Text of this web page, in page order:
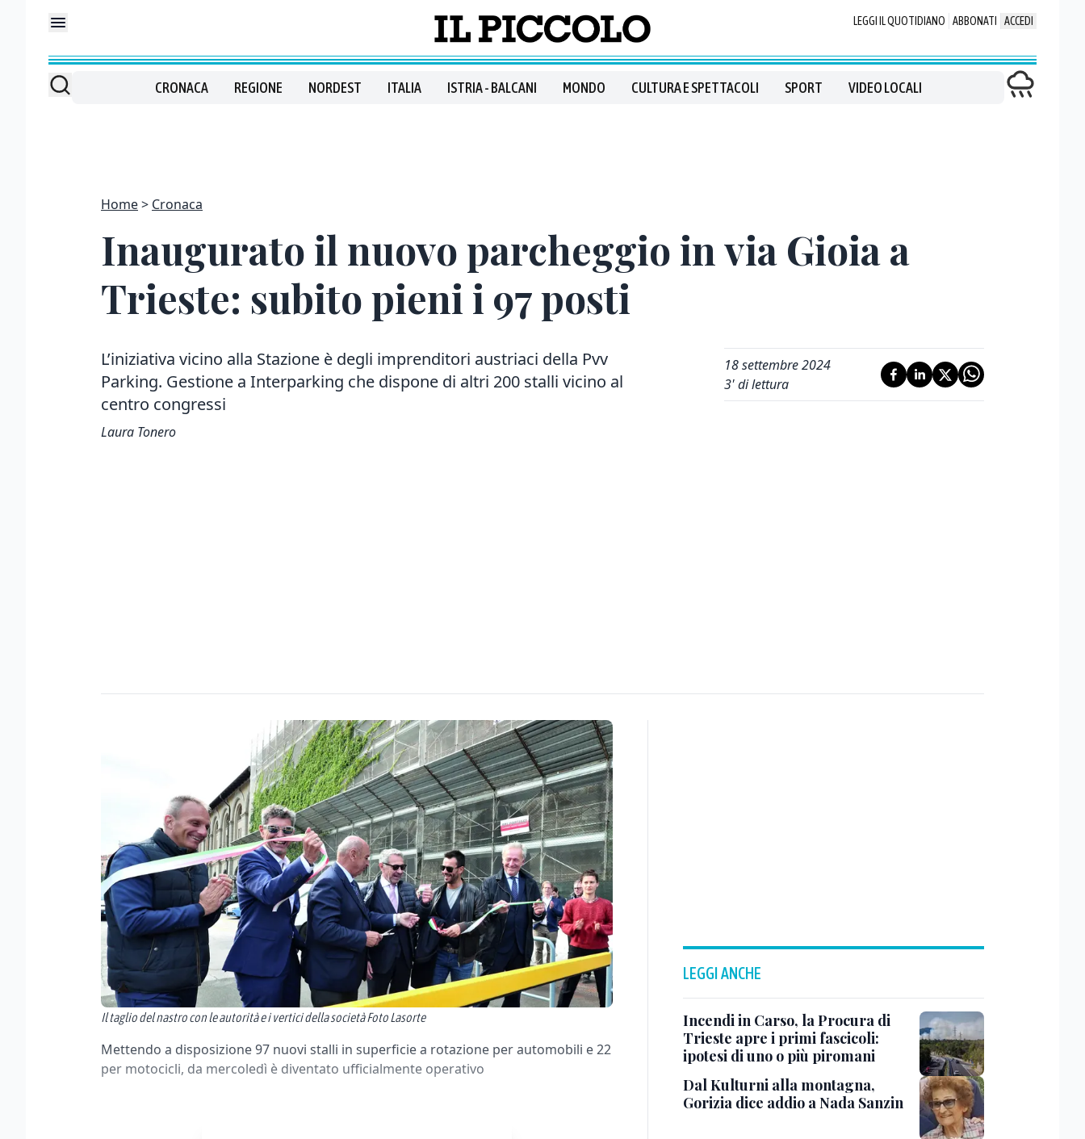
LEGGI IL QUOTIDIANO ABBONATI ACCEDI
CRONACA REGIONE NORDEST ITALIA ISTRIA - BALCANI MONDO CULTURA E SPETTACOLI SPORT VIDEO LOCALI
Home Cronaca
Inaugurato il nuovo parcheggio in via Gioia a
Trieste: subito pieni i 97 posti
L’iniziativa vicino alla Stazione è degli imprenditori austriaci della Pvv
Parking. Gestione a Interparking che dispone di altri 200 stalli vicino al
centro congressi
Laura Tonero
18 settembre 2024
3' di lettura
Il taglio del nastro con le autorità e i vertici della società Foto Lasorte
Mettendo a disposizione 97 nuovi stalli in superficie a rotazione per automobili e 22
per motocicli, da mercoledì è diventato ufficialmente operativo
LEGGI ANCHE
Incendi in Carso, la Procura di
Trieste apre i primi fascicoli:
ipotesi di uno o più piromani
Dal Kulturni alla montagna,
Gorizia dice addio a Nada Sanzin